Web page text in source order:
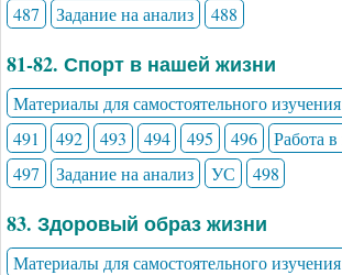
487
Задание на анализ 488
81-82. Спорт в нашей жизни
Материалы для самостоятельного изучения
491
492 493 494 495 496 Работа
497
Задание на анализ УС 498
83. Здоровый образ жизни
Материалы для самостоятельного изучения